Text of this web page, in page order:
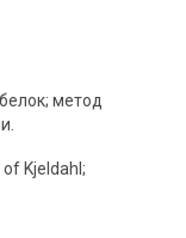
метод
Kjeldahl;